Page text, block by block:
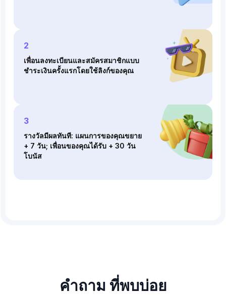
2
เพื่อนลงทะเบียนและสมัครสมาชิกแบบ
ชําระเงินครั้งแรกโดยใช้ลิงก์ของคุณ
3
รางวัลมีผลทันที: แผนการของคุณขยาย
+ 7 วัน; เพื่อนของคุณได้รับ + 30 วัน
โบนัส
คำถาม ที่พบบ่อย